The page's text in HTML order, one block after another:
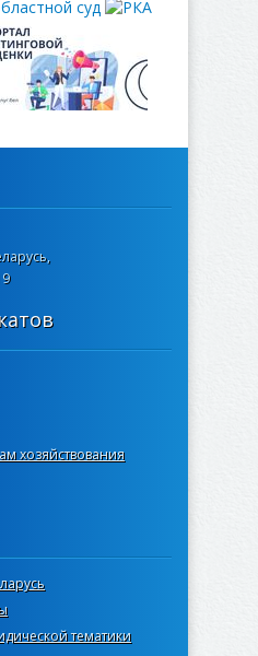
хозяйствования
тематики